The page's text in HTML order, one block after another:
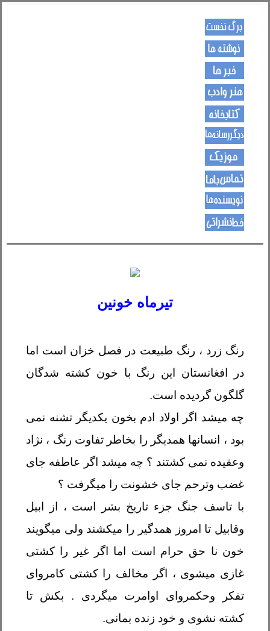
تیرماه خونین
رنگ زرد ، رنگ طبیعت در فصل‌ خزان است اما
در افغانستان این رنگ با خون کشته شدگان
گلگون گردیده است.
چه میشد اگر اولاد ادم بخون یکدیگر تشنه نمی
بود ، انسانها همدیگر را بخاطر تفاوت رنگ ، نژاد
وعقیده نمی کشتند ؟ چه میشد اگر عاطفه جای
غضب وترحم جای خشونت را میگرفت ؟
با تاسف جنگ جزء تاریخ بشر است ، از ابیل
وقابیل تا امروز همدگیر را میکشند ولی میگویند
خون نا حق حرام است اما اگر غیر را کشتی
غازی میشوی ، اگر مخالف را کشتی کامروای
تفکر وحکمروای اوامرت میگردی . بکش تا
کشته نشوی و خود زنده بمانی.